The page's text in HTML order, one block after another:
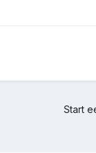
Start